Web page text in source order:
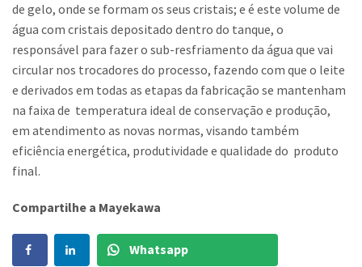
de gelo, onde se formam os seus cristais; e é este volume de
água com cristais depositado dentro do tanque, o
responsável para fazer o sub-resfriamento da água que vai
circular nos trocadores do processo, fazendo com que o leite
e derivados em todas as etapas da fabricação se mantenham
na faixa de temperatura ideal de conservação e produção,
em atendimento as novas normas, visando também
eficiência energética, produtividade e qualidade do produto
final.
Compartilhe a Mayekawa
Whatsapp